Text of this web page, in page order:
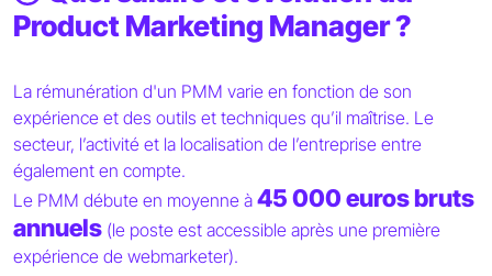
Product Marketing Manager ?
La rémunération d'un PMM varie en fonction de son
expérience et des outils et techniques qu’il maîtrise. Le
secteur, l’activité et la localisation de l’entreprise entre
également en compte.
Le PMM débute en moyenne à 45 000 euros bruts
annuels (le poste est accessible après une première
expérience de webmarketer).